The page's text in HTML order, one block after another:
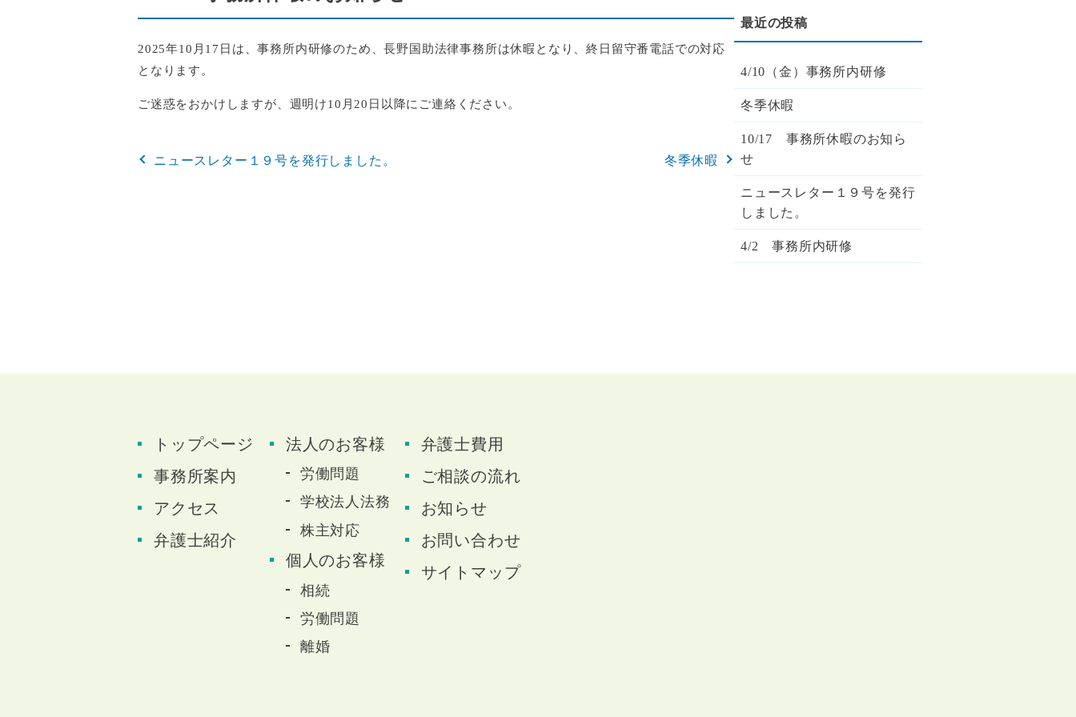
2025年10月17日は、事務所内研修のため、長野国助法律事務所は休暇となり、終日留守番電話での対応
となります。
ご迷惑をおかけしますが、週明け10月20日以降にご連絡ください。
ニュースレター１９号を発行しました。 冬季休暇
4/10（金）事務所内研修
冬季休暇
10/17 事務所休暇のお知ら
せ
ニュースレター１９号を発行
しました。
4/2 事務所内研修
トップページ
事務所案内
アクセス
弁護士紹介
法人のお客様
労働問題
学校法人法務
株主対応
個人のお客様
相続
労働問題
離婚
弁護士費用
ご相談の流れ
お知らせ
お問い合わせ
サイトマップ